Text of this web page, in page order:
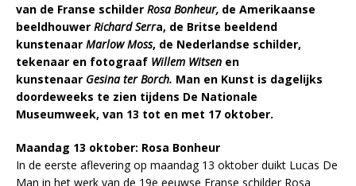
van de Franse schilder Rosa Bonheur, de Amerikaanse
beeldhouwer Richard Serra, de Britse beeldend
kunstenaar Marlow Moss, de Nederlandse schilder,
tekenaar en fotograaf Willem Witsen en
kunstenaar Gesina ter Borch. Man en Kunst is dagelijks
doordeweeks te zien tijdens De Nationale
Museumweek, van 13 tot en met 17 oktober.
Maandag 13 oktober: Rosa Bonheur
In de eerste aflevering op maandag 13 oktober duikt Lucas De
Man in het werk van de 19e eeuwse Franse schilder Rosa